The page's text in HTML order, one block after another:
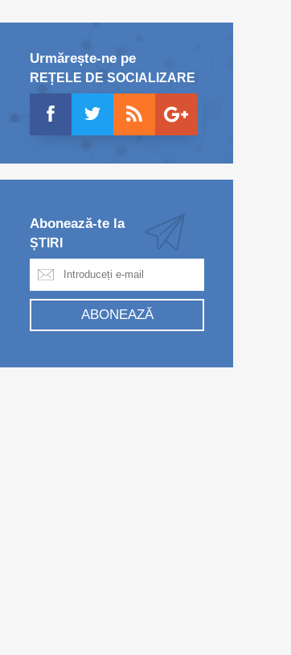
Urmărește-ne pe
REȚELE DE SOCIALIZARE
Abonează-te la
ȘTIRI
ABONEAZĂ